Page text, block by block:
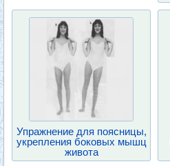
Упражнение для поясницы,
укрепления боковых мышц
живота